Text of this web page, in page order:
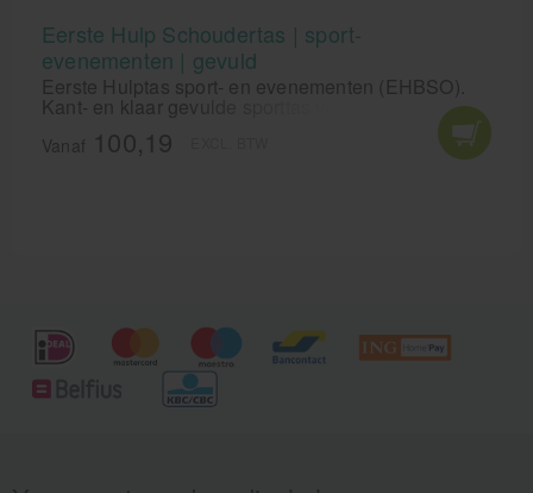
Eerste Hulp Schoudertas | sport-
evenementen | gevuld
Eerste Hulptas sport- en evenementen (EHBSO).
Kant- en klaar gevulde sporttas voor de EHBO'er en
sportverzorger/sportmasseur.
Vanaf 100,19